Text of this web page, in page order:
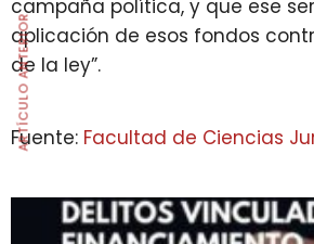
campaña política, y que ese
aplicación de esos fondos
de la ley”.
Fuente: Facultad de Ciencias
ARTÍCULO ANTERIOR